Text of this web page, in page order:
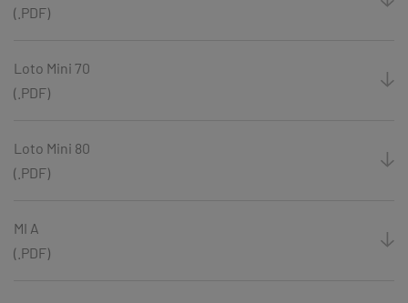
(.PDF)
Loto Mini 70
(.PDF)
Loto Mini 80
(.PDF)
MI A
(.PDF)